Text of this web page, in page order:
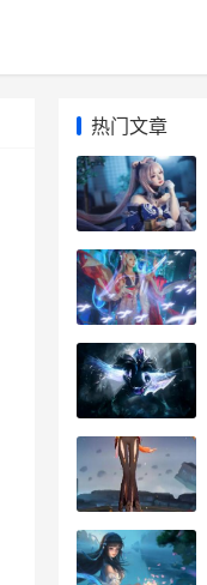
热门文章